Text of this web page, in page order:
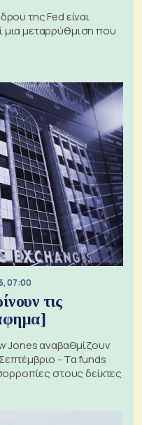
της Fed είναι
μια μεταρρύθμιση που
07:00
τις
Jones αναβαθμίζουν
- Τα funds
στους δείκτες